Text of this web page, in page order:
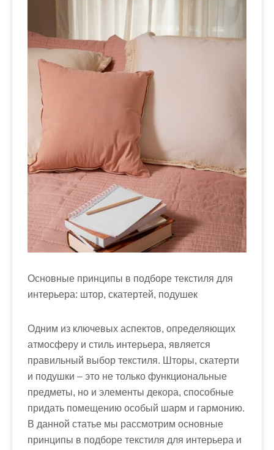
Основные принципы в подборе текстиля для
интерьера: штор, скатертей, подушек
Одним из ключевых аспектов, определяющих
атмосферу и стиль интерьера, является
правильный выбор текстиля. Шторы, скатерти
и подушки – это не только функциональные
предметы, но и элементы декора, способные
придать помещению особый шарм и гармонию.
В данной статье мы рассмотрим основные
принципы в подборе текстиля для интерьера и